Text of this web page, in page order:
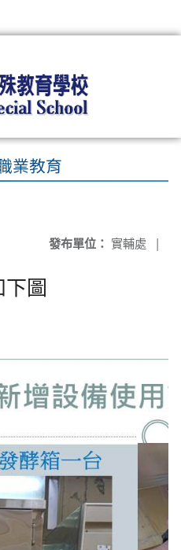
業教育
發布單位： 實輔處 |
圖